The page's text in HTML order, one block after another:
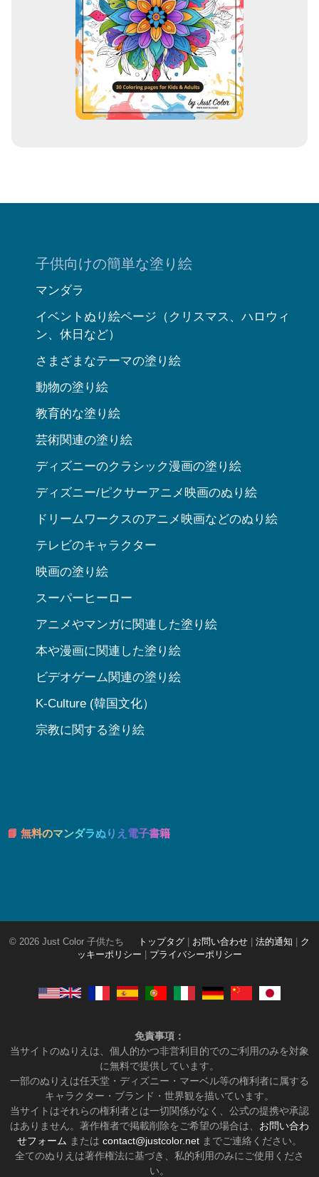
子供向けの簡単な塗り絵
マンダラ
イベントぬり絵ページ（クリスマス、ハロウィ
ン、休日など）
さまざまなテーマの塗り絵
動物の塗り絵
教育的な塗り絵
芸術関連の塗り絵
ディズニーのクラシック漫画の塗り絵
ディズニー/ピクサーアニメ映画のぬり絵
ドリームワークスのアニメ映画などのぬり絵
テレビのキャラクター
映画の塗り絵
スーパーヒーロー
アニメやマンガに関連した塗り絵
本や漫画に関連した塗り絵
ビデオゲーム関連の塗り絵
K-Culture (韓国文化）
宗教に関する塗り絵
📘 無料のマンダラぬりえ電子書籍
© 2026 Just Color 子供たち トップタグ お問い合わせ 法的通知
ク
ッキーポリシー
プライバシーポリシー
免責事項：
当サイトのぬりえは、個人的かつ非営利目的でのご利用のみを対象
に無料で提供しています。
一部のぬりえは任天堂・ディズニー・マーベル等の権利者に属する
キャラクター・ブランド・世界観を描いています。
当サイトはそれらの権利者とは一切関係がなく、公式の提携や承認
はありません。著作権者で掲載削除をご希望の場合は、 お問い合わ
せフォーム または contact@justcolor.net までご連絡ください。
全てのぬりえは著作権法に基づき、私的利用のみにご使用くださ
い。